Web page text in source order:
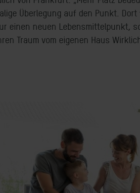
Überlegung auf den Punkt.
einen neuen Lebensmittelpunkt,
Traum vom eigenen Haus